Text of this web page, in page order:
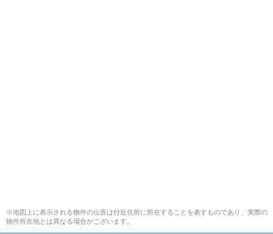
※地図上に表示される物件の位置は付近住所に所在することを表すものであり、実際の
物件所在地とは異なる場合がございます。